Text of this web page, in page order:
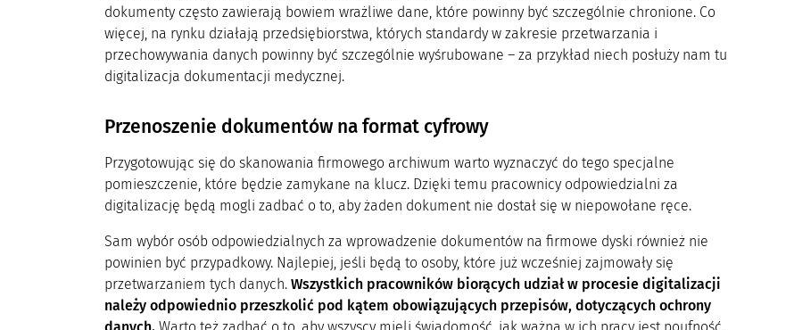
dokumenty często zawierają bowiem wrażliwe dane, które powinny być szczególnie chronione. Co
więcej, na rynku działają przedsiębiorstwa, których standardy w zakresie przetwarzania i
przechowywania danych powinny być szczególnie wyśrubowane – za przykład niech posłuży nam tu
digitalizacja dokumentacji medycznej.
Przenoszenie dokumentów na format cyfrowy
Przygotowując się do skanowania firmowego archiwum warto wyznaczyć do tego specjalne
pomieszczenie, które będzie zamykane na klucz. Dzięki temu pracownicy odpowiedzialni za
digitalizację będą mogli zadbać o to, aby żaden dokument nie dostał się w niepowołane ręce.
Sam wybór osób odpowiedzialnych za wprowadzenie dokumentów na firmowe dyski również nie
powinien być przypadkowy. Najlepiej, jeśli będą to osoby, które już wcześniej zajmowały się
przetwarzaniem tych danych. Wszystkich pracowników biorących udział w procesie digitalizacji
należy odpowiednio przeszkolić pod kątem obowiązujących przepisów, dotyczących ochrony